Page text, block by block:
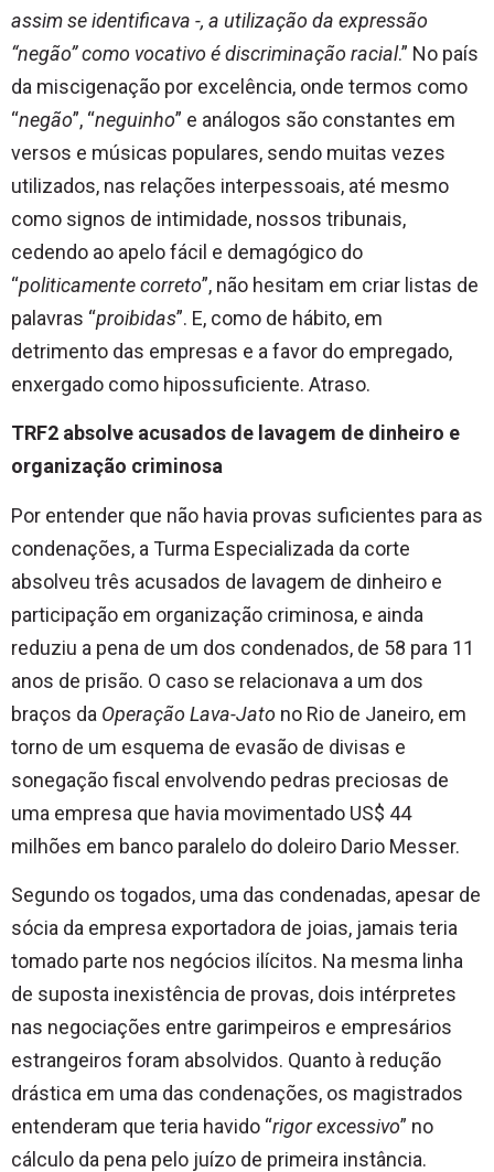
assim se identificava -, a utilização da expressão
“negão” como vocativo é discriminação racial.” No país
da miscigenação por excelência, onde termos como
“negão”, “neguinho” e análogos são constantes em
versos e músicas populares, sendo muitas vezes
utilizados, nas relações interpessoais, até mesmo
como signos de intimidade, nossos tribunais,
cedendo ao apelo fácil e demagógico do
“politicamente correto”, não hesitam em criar listas de
palavras “proibidas”. E, como de hábito, em
detrimento das empresas e a favor do empregado,
enxergado como hipossuficiente. Atraso.
TRF2 absolve acusados de lavagem de dinheiro e
organização criminosa
Por entender que não havia provas suficientes para as
condenações, a Turma Especializada da corte
absolveu três acusados de lavagem de dinheiro e
participação em organização criminosa, e ainda
reduziu a pena de um dos condenados, de 58 para 11
anos de prisão. O caso se relacionava a um dos
braços da Operação Lava-Jato no Rio de Janeiro, em
torno de um esquema de evasão de divisas e
sonegação fiscal envolvendo pedras preciosas de
uma empresa que havia movimentado US$ 44
milhões em banco paralelo do doleiro Dario Messer.
Segundo os togados, uma das condenadas, apesar de
sócia da empresa exportadora de joias, jamais teria
tomado parte nos negócios ilícitos. Na mesma linha
de suposta inexistência de provas, dois intérpretes
nas negociações entre garimpeiros e empresários
estrangeiros foram absolvidos. Quanto à redução
drástica em uma das condenações, os magistrados
entenderam que teria havido “rigor excessivo” no
cálculo da pena pelo juízo de primeira instância.